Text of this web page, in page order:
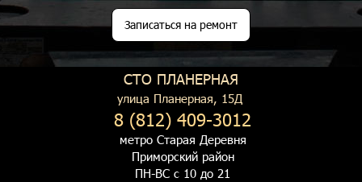
Записаться на ремонт
СТО ПЛАНЕРНАЯ
улица Планерная, 15Д
8 (812) 409-3012
метро Старая Деревня
Приморский район
ПН-ВС с 10 до 21